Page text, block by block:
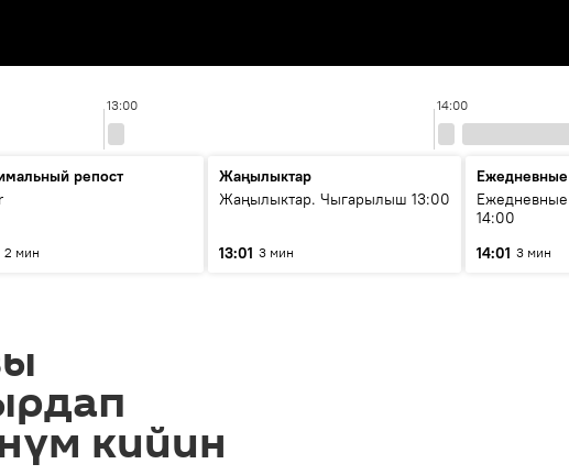
13:00 14:00
репост
2 мин
Жаңылыктар
Жаңылыктар. Чыгарылыш 13:00
13:01 3 мин
Ежедневные
14:00
14:01 3 мин
кийин